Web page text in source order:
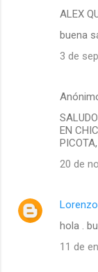
ALEX
buena
3 de
EN
20 de
Lorenzo
hola .
11 de